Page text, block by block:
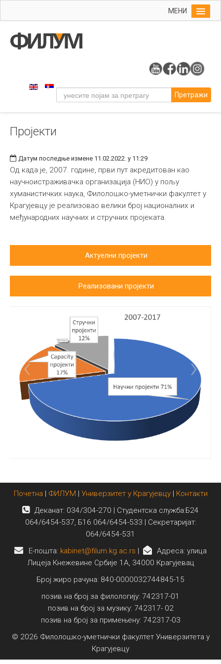
МЕНИ
Упис
Уметност
Издаваштво
Студенти
Међународна
Претражи
Пројекти
Датум последње измене 11.02.2022. у 11:29
Од када је, 2007. године, први пут акредитован као
научноистраживачка организација (НИО) у пољу
хуманистичких наука, Филолошко-уметнички факултет у
Крагујевцу је реализовао велики број националних и
међународних научних и стручних пројеката.
Актуелни пројекти
Реализовани пројекти
‹ ›
Почетна ФИЛУМ Универзитет у Крагујевцу| Контакти
Деканат: 034/304-270 | Студентска служба:Б24
064/6454-537, Б16 064/6454-533 | Секретаријат:
064/6454-531
E-пошта: kabinet@filum.kg.ac.rs
Адреса: улица
Лицеја Кнежевине Србије 1А, 34000 Крагујевац
Број жиро рачуна: 840-0000032744845-15
позив на број за филологију: 742317-01
позив на број за музику: 742317- 02
позив на број за примењену: 742317-03
© 2026 Филолошко-уметнички факултет Универзитета у
Крагујевцу